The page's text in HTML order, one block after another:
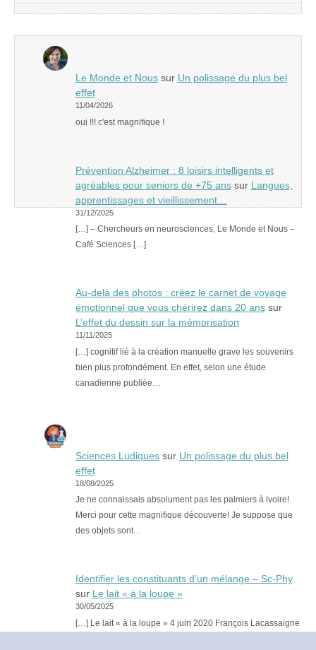
Le Monde et Noussur Un polissage du plus bel
effet
11/04/2026
oui !!! c'est magnifique !
Prévention Alzheimer : 8 loisirs intelligents et
agréables pour seniors de +75 anssur Langues,
apprentissages et vieillissement…
31/12/2025
[…] – Chercheurs en neurosciences, Le Monde et Nous –
Café Sciences […]
Au-delà des photos : créez le carnet de voyage
émotionnel que vous chérirez dans 20 anssur
L’effet du dessin sur la mémorisation
11/11/2025
[…] cognitif lié à la création manuelle grave les souvenirs
bien plus profondément. En effet, selon une étude
canadienne publiée…
Sciences Ludiquessur Un polissage du plus bel
effet
18/08/2025
Je ne connaissais absolument pas les palmiers à ivoire!
Merci pour cette magnifique découverte! Je suppose que
des objets sont…
Identifier les constituants d’un mélange – Sc-Phy
sur Le lait « à la loupe »
30/05/2025
[…] Le lait « à la loupe » 4 juin 2020 François Lacassaigne